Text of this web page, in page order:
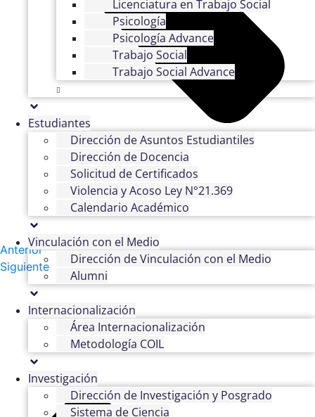
Licenciatura en Trabajo Social
Psicología
Psicología Advance
Trabajo Social
Trabajo Social Advance
Estudiantes
Dirección de Asuntos Estudiantiles
Dirección de Docencia
Solicitud de Certificados
Violencia y Acoso Ley N°21.369
Calendario Académico
Vinculación con el Medio
Dirección de Vinculación con el Medio
Alumni
Internacionalización
Área Internacionalización
Metodología COIL
Investigación
Dirección de Investigación y Posgrado
Sistema de Ciencia
Anterior
Siguiente